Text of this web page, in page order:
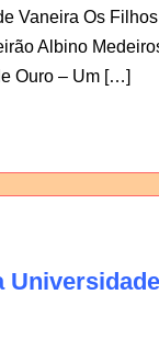
Vaneira Os Filhos
Albino
Ouro – Um […]
Universidade